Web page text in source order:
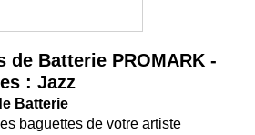
de Batterie PROMARK -
: Jazz
Batterie
baguettes de votre artiste